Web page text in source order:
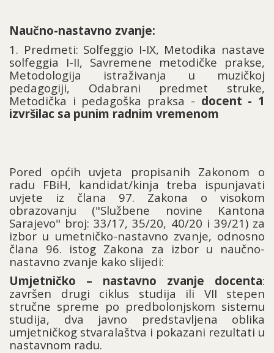
Naučno-nastavno zvanje:
1. Predmeti: Solfeggio I-IX, Metodika nastave
solfeggia I-II, Savremene metodičke prakse,
Metodologija istraživanja u muzičkoj
pedagogiji, Odabrani predmet struke,
Metodička i pedagoška praksa - docent - 1
izvršilac sa punim radnim vremenom
Pored općih uvjeta propisanih Zakonom o
radu FBiH, kandidat/kinja treba ispunjavati
uvjete iz člana 97. Zakona o visokom
obrazovanju ("Službene novine Kantona
Sarajevo" broj: 33/17, 35/20, 40/20 i 39/21) za
izbor u umetničko-nastavno zvanje, odnosno
člana 96. istog Zakona za izbor u naučno-
nastavno zvanje kako slijedi:
Umjetničko – nastavno zvanje docenta:
završen drugi ciklus studija ili VII stepen
stručne spreme po predbolonjskom sistemu
studija, dva javno predstavljena oblika
umjetničkog stvaralaštva i pokazani rezultati u
nastavnom radu.